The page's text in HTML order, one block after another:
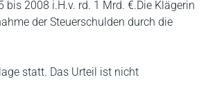
bis 2008 i.H.v. rd. 1 Mrd. €.Die Klägerin
der Steuerschulden durch die
statt. Das Urteil ist nicht